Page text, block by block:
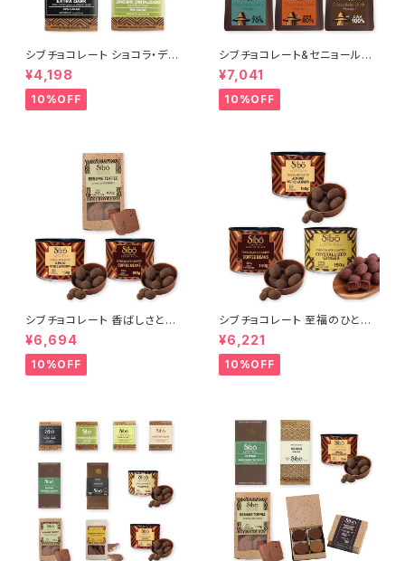
シブチョコレート ショコラ・ディ
スカバリー 4種アソートセット Si
bu Chocolate
¥4,198
10%OFF
シブチョコレート&セニョールカ
カオ 心と体を目覚めさせる モ
ーニング・カカオセット
¥7,041
10%OFF
シブチョコレート 香ばしさとカ
カオが弾ける トリプル・クランチ
ー セット Sibu Chocolate
¥6,694
10%OFF
シブチョコレート 至福のひと粒
カバード・コレクション アーモン
ド・ジンジャー・コーヒー Sibu
Chocolate
¥6,221
10%OFF